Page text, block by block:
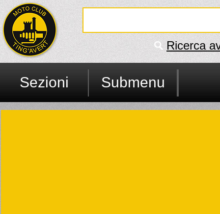
Ricerca
Sezioni Submenu